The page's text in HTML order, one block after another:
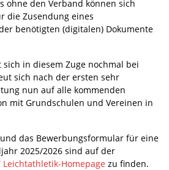
ohne den Verband können sich
die Zusendung eines
benötigten (digitalen) Dokumente
sich in diesem Zuge nochmal bei
sich nach der ersten sehr
nun auf alle kommenden
mit Grundschulen und Vereinen in
das Bewerbungsformular für eine
2025/2026 sind auf der
Homepage zu finden.